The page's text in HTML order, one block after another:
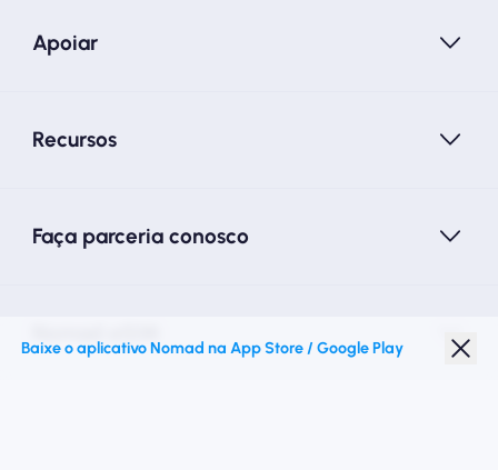
Apoiar
Recursos
Faça parceria conosco
Baixe o aplicativo Nomad na App Store / Google Play